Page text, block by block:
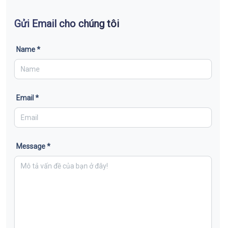
Gửi Email cho chúng tôi
Name *
Email *
Message *